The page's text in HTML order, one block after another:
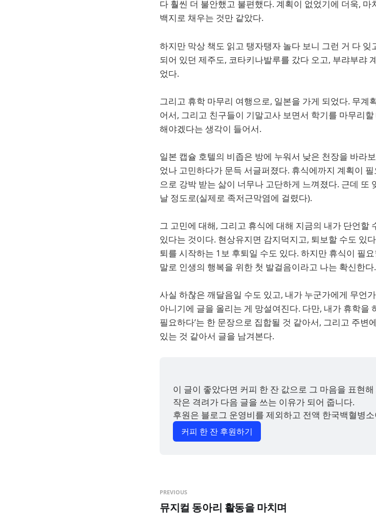
다 훨씬 더 불안했고 불편했다. 계획이 없었기에 더욱,
백지로 채우는 것만 같았다.
하지만 막상 책도 읽고 탱자탱자 놀다 보니 그런 거 다
되어 있던 제주도, 코타키나발루를 갔다 오고, 부랴부랴
었다.
그리고 휴학 마무리 여행으로, 일본을 가게 되었다. 무계
어서, 그리고 친구들이 기말고사 보면서 학기를 마무리
해야겠다는 생각이 들어서.
일본 캡슐 호텔의 비좁은 방에 누워서 낮은 천장을 바라
었나 고민하다가 문득 서글퍼졌다. 휴식에까지 계획이
으로 강박 받는 삶이 너무나 고단하게 느껴졌다. 근데 또
날 정도로(실제로 족저근막염에 걸렸다).
그 고민에 대해, 그리고 휴식에 대해 지금의 내가 단언할
있다는 것이다. 현상유지면 감지덕지고, 퇴보할 수도 있
퇴를 시작하는 1보 후퇴일 수도 있다. 하지만 휴식이 필
말로 인생의 행복을 위한 첫 발걸음이라고 나는 확신한다.
사실 하찮은 깨달음일 수도 있고, 내가 누군가에게 무언
아니기에 글을 올리는 게 망설여진다. 다만, 내가 휴학을
필요하다’는 한 문장으로 집합될 것 같아서, 그리고 주변
있는 것 같아서 글을 남겨본다.
이 글이 좋았다면 커피 한 잔 값으로 그 마음을 표현
작은 격려가 다음 글을 쓰는 이유가 되어 줍니다.
후원은 블로그 운영비를 제외하고 전액 한국백혈병
커피 한 잔 후원하기
PREVIOUS
뮤지컬 동아리 활동을 마치며